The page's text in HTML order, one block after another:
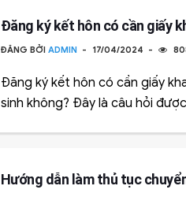
Đăng ký kết hôn có cần giấy
ĐĂNG BỞI ADMIN 17/04/2024
Đăng ký kết hôn có cần giấy
sinh không? Đây là câu hỏi
Hướng dẫn làm thủ tục